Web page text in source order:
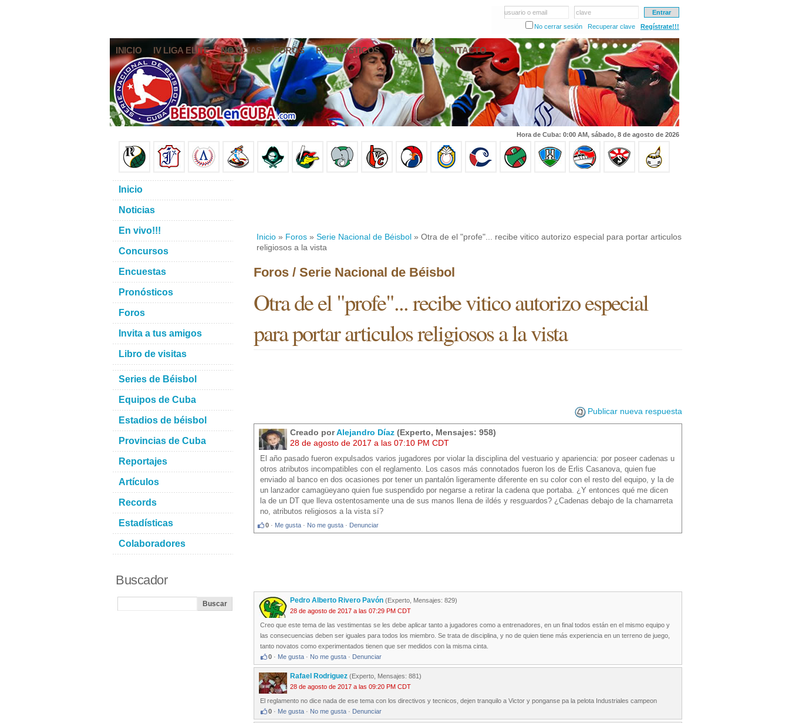
usuario o email
clave
No cerrar sesión
Recuperar clave Regístrate!!!
INICIO IV LIGA ELITE NOTICIAS FOROS PRONÓSTICOS EN VIVO CONTACTO
Hora de Cuba: 0:00 AM, sábado, 8 de agosto de 2026
Inicio » Foros » Serie Nacional de Béisbol » Otra de el "profe"... recibe vitico autorizo especial para portar articulos
religiosos a la vista
Foros / Serie Nacional de Béisbol
Otra de el "profe"... recibe vitico autorizo especial
para portar articulos religiosos a la vista
Publicar nueva respuesta
Creado porAlejandro Díaz (Experto, Mensajes: 958)
28 de agosto de 2017 a las 07:10 PM CDT
El año pasado fueron expulsados varios jugadores por violar la disciplina del vestuario y apariencia: por poseer cadenas u
otros atributos incompatibles con el reglamento. Los casos más connotados fueron los de Erlis Casanova, quien fue
enviado al banco en dos ocasiones por tener un pantalón ligeramente diferente en su color con el resto del equipo, y la de
un lanzador camagüeyano quien fue suspendido por negarse a retirar la cadena que portaba. ¿Y entonces qué me dicen
la de un DT que lleva ostentosamente una de sus manos llena de ildés y resguardos? ¿Cadenas debajo de la chamarreta
no, atributos religiosos a la vista sí?
0 · Me gusta · No me gusta · Denunciar
Pedro Alberto Rivero Pavón (Experto, Mensajes: 829)
28 de agosto de 2017 a las 07:29 PM CDT
Creo que este tema de las vestimentas se les debe aplicar tanto a jugadores como a entrenadores, en un final todos están en el mismo equipo y
las consecuencias deben ser iguales para todos los miembro. Se trata de disciplina, y no de quien tiene más experiencia en un terreno de juego,
tanto novatos como experimentados tienen que ser medidos con la misma cinta.
0 · Me gusta · No me gusta · Denunciar
Rafael Rodriguez (Experto, Mensajes: 881)
28 de agosto de 2017 a las 09:20 PM CDT
El reglamento no dice nada de ese tema con los directivos y tecnicos, dejen tranquilo a Victor y ponganse pa la pelota Industriales campeon
0 · Me gusta · No me gusta · Denunciar
Inicio
Noticias
En vivo!!!
Concursos
Encuestas
Pronósticos
Foros
Invita a tus amigos
Libro de visitas
Series de Béisbol
Equipos de Cuba
Estadios de béisbol
Provincias de Cuba
Reportajes
Artículos
Records
Estadísticas
Colaboradores
Buscador